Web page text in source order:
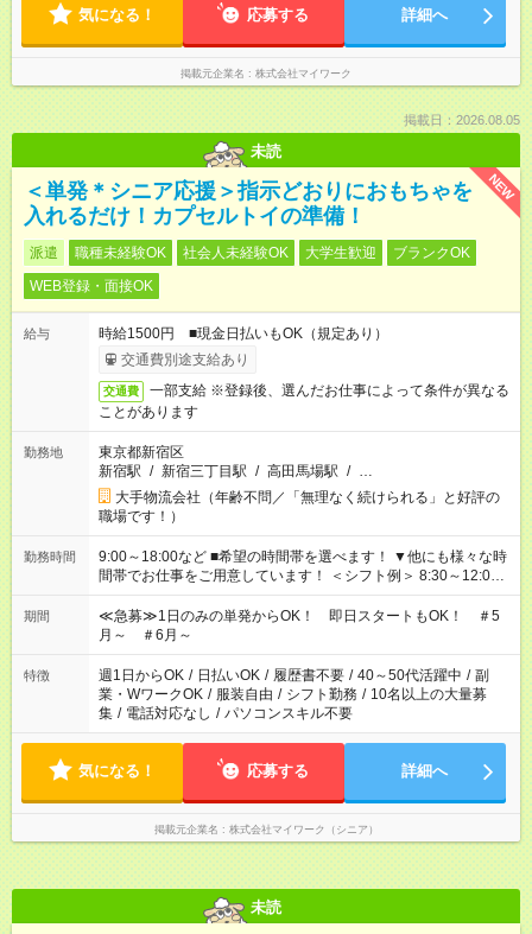
気になる！ 応募する 詳細へ
掲載元企業名 株式会社マイワーク
掲載日：2026.08.05
未読
NEW
＜単発＊シニア応援＞指示どおりにおもちゃを
入れるだけ！カプセルトイの準備！
派遣 職種未経験OK 社会人未経験OK 大学生歓迎
ブランクOK
WEB登録・面接OK
給与
時給1500円 ■現金日払いもOK（規定あり）
交通費別途支給あり
交通費
一部支給 ※登録後、選んだお仕事によって条件が異なる
ことがあります
勤務地
東京都新宿区
新宿駅 / 新宿三丁目駅 / 高田馬場駅 / …
大手物流会社（年齢不問／「無理なく続けられる」と好評の
職場です！）
勤務時間
9:00～18:00など ■希望の時間帯を選べます！ ▼他にも様々な時
間帯でお仕事をご用意しています！ ＜シフト例＞ 8:30～12:00
17:00～22:00 13:00～22:00 22:00～翌6:00 など
期間
≪急募≫1日のみの単発からOK！ 即日スタートもOK！ ＃5
月～ ＃6月～
特徴 週1日からOK / 日払いOK / 履歴書不要 / 40～50代活躍中 / 副
業・WワークOK / 服装自由 / シフト勤務 / 10名以上の大量募
集 / 電話対応なし / パソコンスキル不要
気になる！ 応募する 詳細へ
掲載元企業名 株式会社マイワーク（シニア）
未読